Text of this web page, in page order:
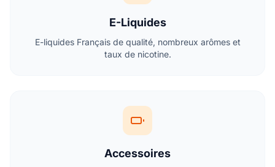
E-Liquides
E-liquides Français de qualité, nombreux arômes et
taux de nicotine.
Accessoires